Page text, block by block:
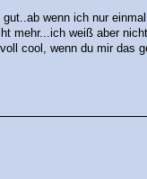
wenn ich nur
mehr...ich weiß aber
cool, wenn du mir das